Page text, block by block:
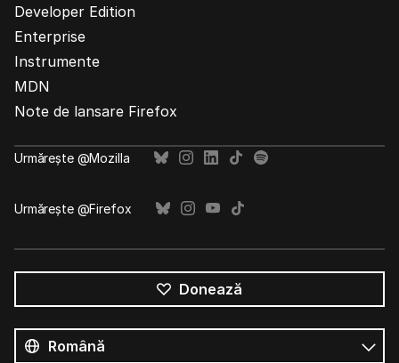
Developer Edition
Enterprise
Instrumente
MDN
Note de lansare Firefox
Urmărește @Mozilla
Urmărește @Firefox
Donează
limbile
Limbă